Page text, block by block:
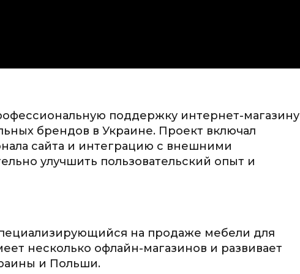
поддержку интернет-магазину
брендов в Украине. Проект включал
сайта и интеграцию с внешними
улучшить пользовательский опыт и
на продаже мебели для
несколько офлайн-магазинов и развивает
и Польши.